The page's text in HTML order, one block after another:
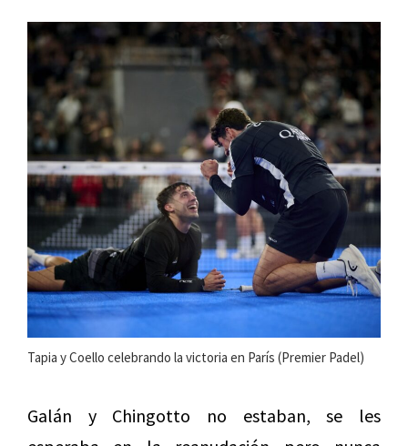
Tapia y Coello celebrando la victoria en París (Premier Padel)
Galán y Chingotto no estaban, se les